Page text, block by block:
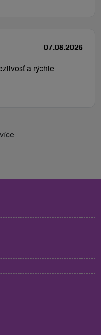
07.08.2026
a rýchle